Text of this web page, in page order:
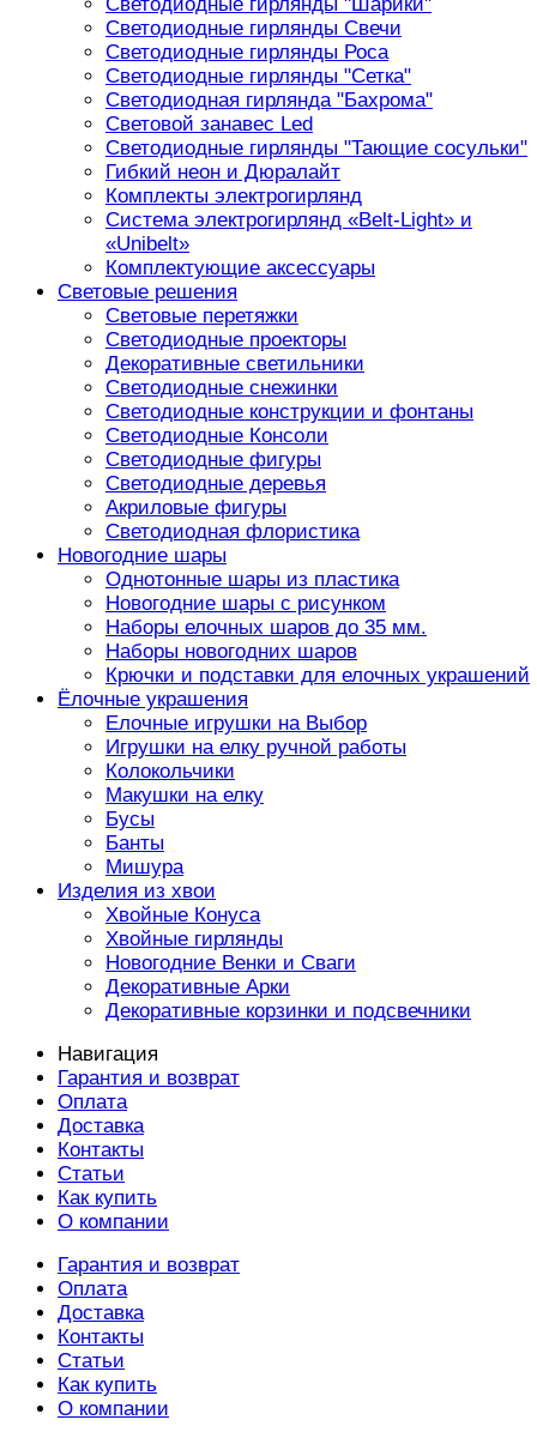
Светодиодные гирлянды Свечи
Светодиодные гирлянды Роса
Светодиодные гирлянды "Сетка"
Светодиодная гирлянда "Бахрома"
Световой занавес Led
Светодиодные гирлянды "Тающие сосульки"
Гибкий неон и Дюралайт
Комплекты электрогирлянд
Система электрогирлянд «Belt-Light» и
«Unibelt»
Комплектующие аксессуары
Световые решения
Световые перетяжки
Светодиодные проекторы
Декоративные светильники
Светодиодные снежинки
Светодиодные конструкции и фонтаны
Светодиодные Консоли
Светодиодные фигуры
Светодиодные деревья
Акриловые фигуры
Светодиодная флористика
Новогодние шары
Однотонные шары из пластика
Новогодние шары с рисунком
Наборы елочных шаров до 35 мм.
Наборы новогодних шаров
Крючки и подставки для елочных украшений
Ёлочные украшения
Елочные игрушки на Выбор
Игрушки на елку ручной работы
Колокольчики
Макушки на елку
Бусы
Банты
Мишура
Изделия из хвои
Хвойные Конуса
Хвойные гирлянды
Новогодние Венки и Сваги
Декоративные Арки
Декоративные корзинки и подсвечники
Навигация
Гарантия и возврат
Оплата
Доставка
Контакты
Статьи
Как купить
О компании
Гарантия и возврат
Оплата
Доставка
Контакты
Статьи
Как купить
О компании